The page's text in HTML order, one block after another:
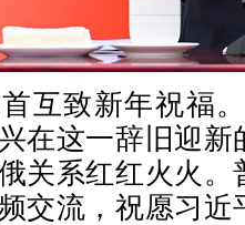
互致新年祝福
在这一辞旧迎
关系红红火火
交流，祝愿习